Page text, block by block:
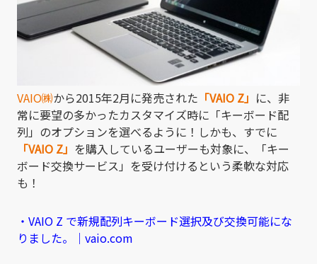
VAIO㈱から2015年2月に発売された 「VAIO Z」 に、非
常に要望の多かったカスタマイズ時に「キーボード配
列」のオプションを選べるように！しかも、すでに
「VAIO Z」 を購入しているユーザーも対象に、「キー
ボード交換サービス」を受け付けるという柔軟な対応
も！
・VAIO Z で新規配列キーボード選択及び交換可能にな
りました。｜vaio.com